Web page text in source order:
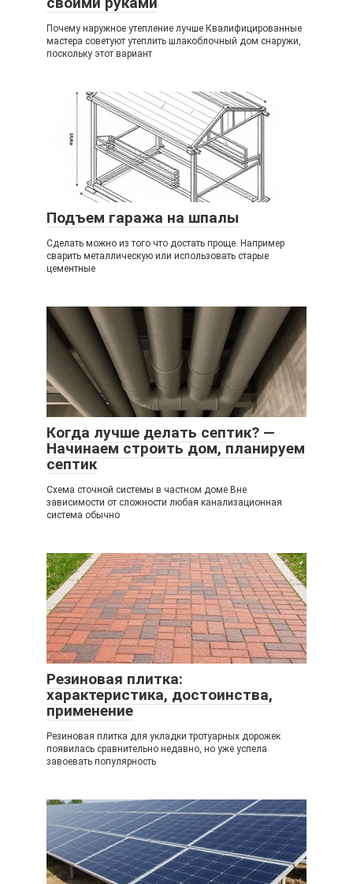
Почему наружное утепление лучше Квалифицированные
мастера советуют утеплить шлакоблочный дом снаружи,
поскольку этот вариант
Подъем гаража на шпалы
Сделать можно из того что достать проще. Например
сварить металлическую или использовать старые
цементные
Когда лучше делать септик? —
Начинаем строить дом, планируем
септик
Схема сточной системы в частном доме Вне
зависимости от сложности любая канализационная
система обычно
Резиновая плитка:
характеристика, достоинства,
применение
Резиновая плитка для укладки тротуарных дорожек
появилась сравнительно недавно, но уже успела
завоевать популярность